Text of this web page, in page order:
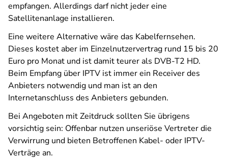
empfangen. Allerdings darf nicht jeder eine
Satellitenanlage installieren.
Eine weitere Alternative wäre das Kabelfernsehen.
Dieses kostet aber im Einzelnutzervertrag rund 15 bis 20
Euro pro Monat und ist damit teurer als DVB-T2 HD.
Beim Empfang über IPTV ist immer ein Receiver des
Anbieters notwendig und man ist an den
Internetanschluss des Anbieters gebunden.
Bei Angeboten mit Zeitdruck sollten Sie übrigens
vorsichtig sein: Offenbar nutzen unseriöse Vertreter die
Verwirrung und bieten Betroffenen Kabel- oder IPTV-
Verträge an.